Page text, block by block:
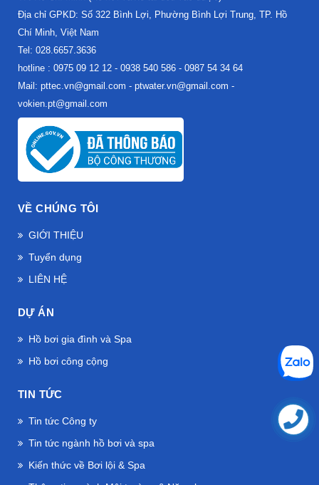
Địa chỉ GPKD: Số 322 Bình Lợi, Phường Bình Lợi Trung, TP. Hồ
Chí Minh, Việt Nam
Tel: 028.6657.3636
hotline : 0975 09 12 12 - 0938 540 586 - 0987 54 34 64
Mail: pttec.vn@gmail.com - ptwater.vn@gmail.com -
vokien.pt@gmail.com
VỀ CHÚNG TÔI
GIỚI THIỆU
Tuyển dụng
LIÊN HỆ
DỰ ÁN
Hồ bơi gia đình và Spa
Hồ bơi công cộng
TIN TỨC
Tin tức Công ty
Tin tức ngành hồ bơi và spa
Kiến thức về Bơi lội & Spa